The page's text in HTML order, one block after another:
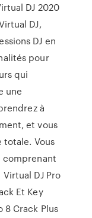
DJ 2020
DJ,
DJ en
pour
qui
une
à
et vous
totale. Vous
comprenant
DJ Pro
Et Key
8 Crack Plus